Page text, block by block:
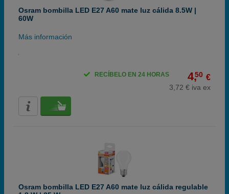
Osram bombilla LED E27 A60 mate luz cálida 8.5W |
60W
Más información
4,50 €
3,72 € iva ex
RECÍBELO EN 24 HORAS
Osram bombilla LED E27 A60 mate luz cálida regulable